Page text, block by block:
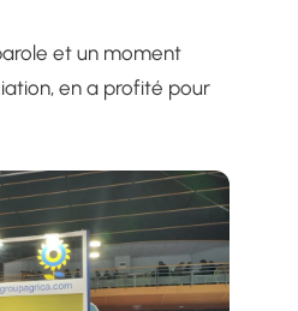
et un moment
en a profité pour